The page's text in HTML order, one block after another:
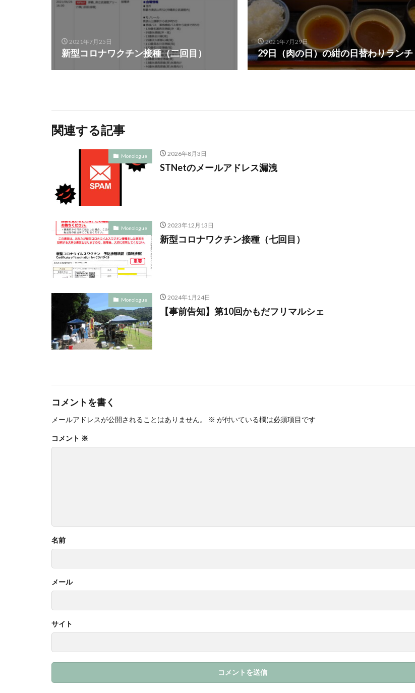
2021年7月25日
新型コロナワクチン接種（二回目）
2021年7月29日
29日（肉の日）の紺の日替わりランチ
関連する記事
Monologue 2026年8月3日
STNetのメールアドレス漏洩
Monologue 2023年12月13日
新型コロナワクチン接種（七回目）
Monologue 2024年1月24日
【事前告知】第10回かもだフリマルシェ
コメントを書く
メールアドレスが公開されることはありません。 ※ が付いている欄は必須項目です
コメント ※
名前
メール
サイト